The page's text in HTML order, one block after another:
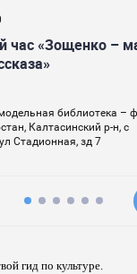
гид по культуре.